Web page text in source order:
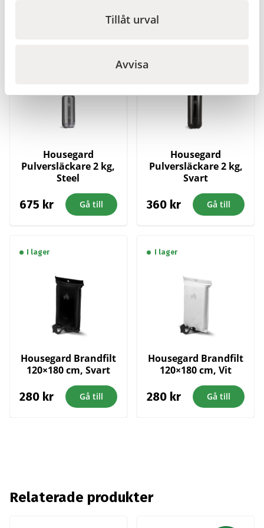
Tillåt urval
Avvisa
Du kanske också gillar …
Housegard
Pulversläckare 2 kg,
Steel
675 kr Gå till
Housegard
Pulversläckare 2 kg,
Svart
360 kr Gå till
I lager
Housegard Brandfilt
120×180 cm, Svart
280 kr Gå till
I lager
Housegard Brandfilt
120×180 cm, Vit
280 kr Gå till
Relaterade produkter